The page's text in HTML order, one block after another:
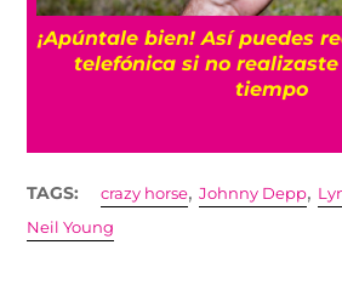
3 veces que Sheinbaum
fracking
TAGS: crazy horse,Johnny Depp,
Neil Young